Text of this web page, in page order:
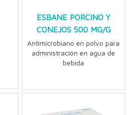
ESBANE PORCINO Y
CONEJOS 500 MG/G
Antimicrobiano en polvo para
administración en agua de
bebida